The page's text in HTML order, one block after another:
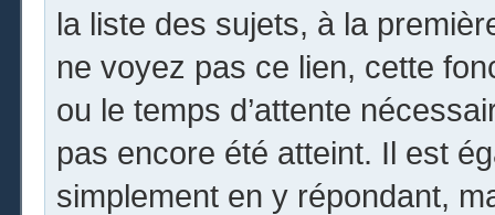
la liste des sujets, à la
ne voyez pas ce lien, cette
ou le temps d’attente
pas encore été atteint. Il est
simplement en y répondant,